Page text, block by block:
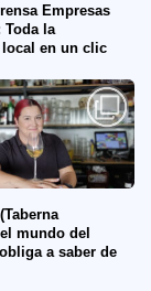
Empresas
Toda la
en un clic
mundo del
a saber de